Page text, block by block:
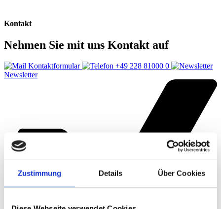
Zustimmung Details Über Cookies
Kontakt
Nehmen Sie mit uns Kontakt auf
Kontaktformular
+49 228 81000 0
Newsletter